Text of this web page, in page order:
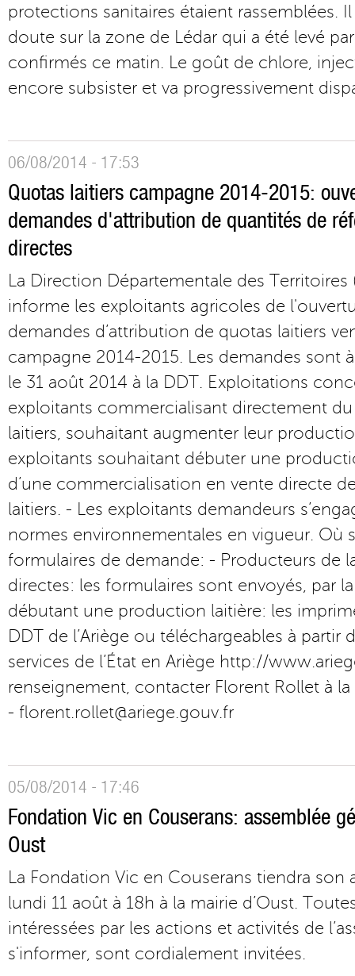
protections sanitaires étaient rassemblées.
doute sur la zone de Lédar qui a été levé
confirmés ce matin. Le goût de chlore,
encore subsister et va progressivement
06/08/2014 - 17:53
Quotas laitiers campagne 2014-2015:
demandes d'attribution de quantités de
directes
La Direction Départementale des Territoires
informe les exploitants agricoles de
demandes d’attribution de quotas laitiers
campagne 2014-2015. Les demandes sont
le 31 août 2014 à la DDT. Exploitations
exploitants commercialisant directement
laitiers, souhaitant augmenter leur
exploitants souhaitant débuter une
d’une commercialisation en vente directe
laitiers. - Les exploitants demandeurs
normes environnementales en vigueur. Où
formulaires de demande: - Producteurs de
directes: les formulaires sont envoyés, par
débutant une production laitière: les
DDT de l’Ariège ou téléchargeables à partir
services de l’État en Ariège http://
renseignement, contacter Florent Rollet à
- florent.rollet@ariege.gouv.fr
05/08/2014 - 17:46
Fondation Vic en Couserans: assemblée
Oust
La Fondation Vic en Couserans tiendra son
lundi 11 août à 18h à la mairie d’Oust.
intéressées par les actions et activités de
s'informer, sont cordialement invitées.